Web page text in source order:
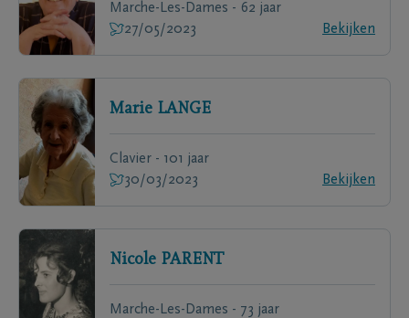
Marche-Les-Dames - 62 jaar
27/05/2023
Bekijken
Marie LANGE
Clavier - 101 jaar
30/03/2023
Bekijken
Nicole PARENT
Marche-Les-Dames - 73 jaar